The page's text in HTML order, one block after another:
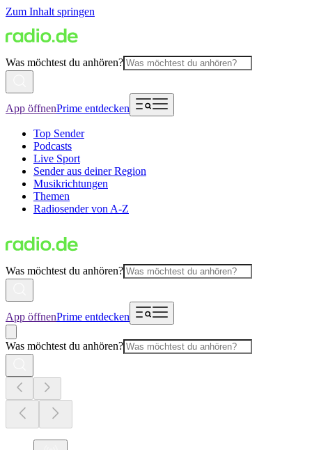
Zum Inhalt springen
Was möchtest du anhören?
App öffnenPrime entdecken
Top Sender
Podcasts
Live Sport
Sender aus deiner Region
Musikrichtungen
Themen
Radiosender von A-Z
Was möchtest du anhören?
App öffnenPrime entdecken
Was möchtest du anhören?